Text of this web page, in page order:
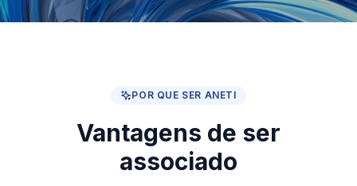
POR QUE SER ANETI
Vantagens de ser
associado